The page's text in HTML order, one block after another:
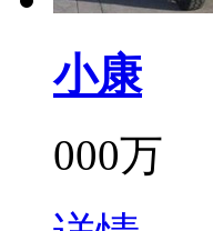
小康
000万